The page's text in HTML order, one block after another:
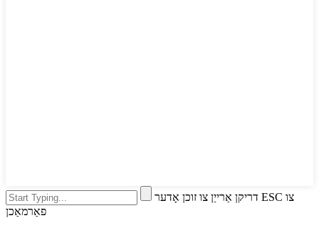
דריקן אַרייַן צו זוכן אָדער ESC צו
פאַרמאַכן